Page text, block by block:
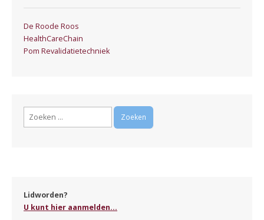
De Roode Roos
HealthCareChain
Pom Revalidatietechniek
Zoeken
Lidworden?
U kunt hier aanmelden...